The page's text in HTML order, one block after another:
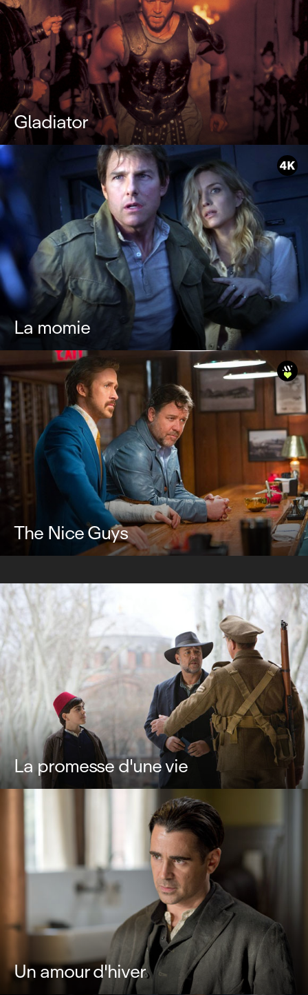
Gladiator
La momie
The Nice Guys
La promesse d'une vie
Un amour d'hiver